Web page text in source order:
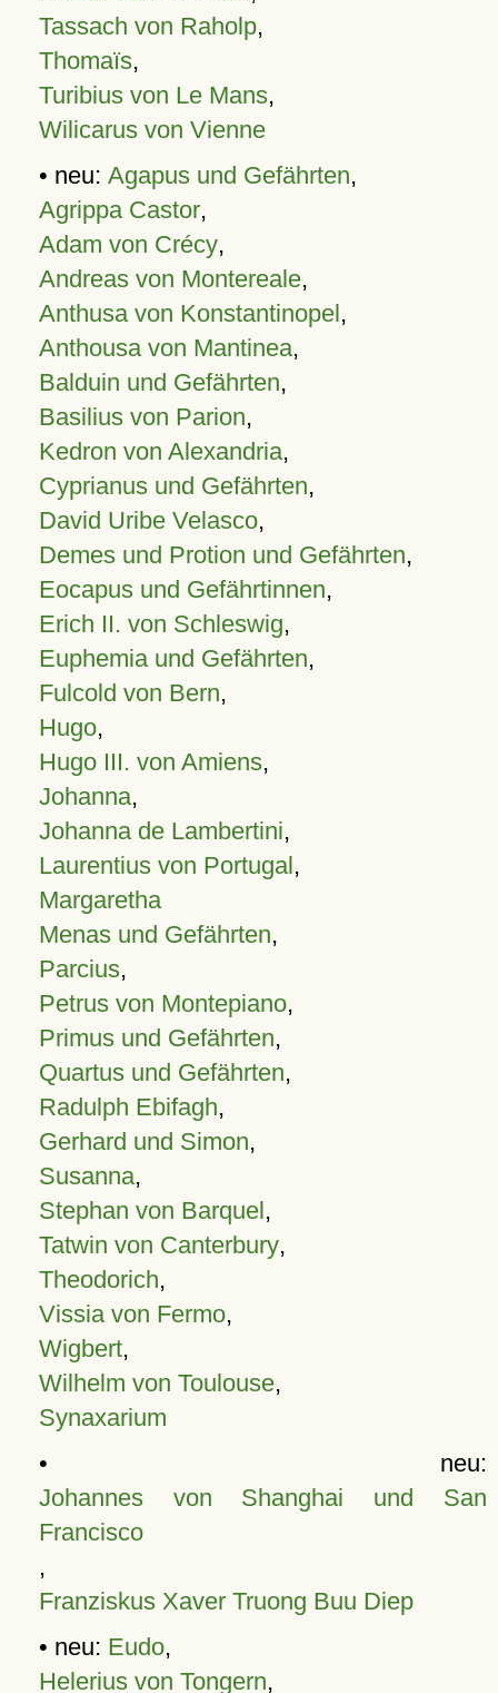
Tassach von Raholp,
Thomaïs,
Turibius von Le Mans,
Wilicarus von Vienne
• neu: Agapus und Gefährten,
Agrippa Castor,
Adam von Crécy,
Andreas von Montereale,
Anthusa von Konstantinopel,
Anthousa von Mantinea,
Balduin und Gefährten,
Basilius von Parion,
Kedron von Alexandria,
Cyprianus und Gefährten,
David Uribe Velasco,
Demes und Protion und Gefährten,
Eocapus und Gefährtinnen,
Erich II. von Schleswig,
Euphemia und Gefährten,
Fulcold von Bern,
Hugo,
Hugo III. von Amiens,
Johanna,
Johanna de Lambertini,
Laurentius von Portugal,
Margaretha
Menas und Gefährten,
Parcius,
Petrus von Montepiano,
Primus und Gefährten,
Quartus und Gefährten,
Radulph Ebifagh,
Gerhard und Simon,
Susanna,
Stephan von Barquel,
Tatwin von Canterbury,
Theodorich,
Vissia von Fermo,
Wigbert,
Wilhelm von Toulouse,
Synaxarium
• neu:
Johannes von Shanghai und San
Francisco
,
Franziskus Xaver Truong Buu Diep
• neu: Eudo,
Helerius von Tongern,